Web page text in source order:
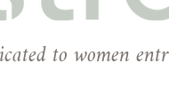
to women